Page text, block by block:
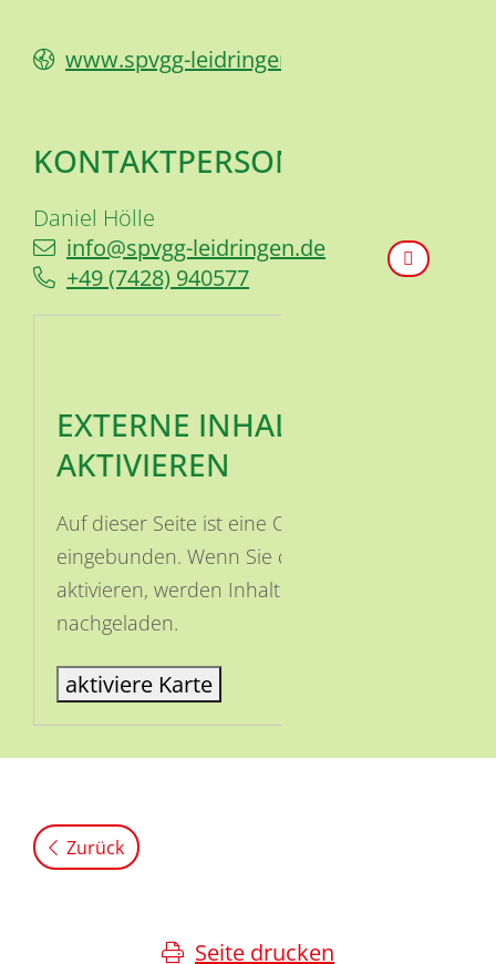
www.spvgg-leidringen.de
KONTAKTPERSON
Daniel Hölle
info@spvgg-leidringen.de
+49 (7428) 940577
EXTERNE INHALTE
AKTIVIEREN
Auf dieser Seite ist eine OSM Karte
eingebunden. Wenn Sie die Karte
aktivieren, werden Inhalte von OSM
nachgeladen.
aktiviere Karte
Zurück
Seite drucken